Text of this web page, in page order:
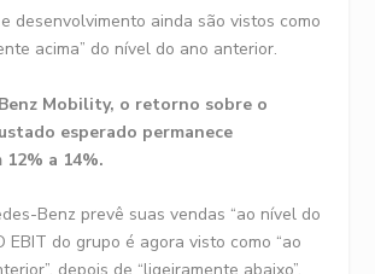
desenvolvimento ainda são vistos como
acima” do nível do ano anterior.
Mobility, o retorno sobre o
esperado permanece
a 14%.
Benz prevê suas vendas “ao nível do
EBIT do grupo é agora visto como “ao